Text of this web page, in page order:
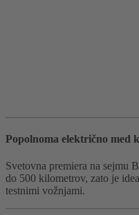
Popolnoma električno med
Svetovna premiera na sejmu
do 500 kilometrov, zato je
testnimi vožnjami.